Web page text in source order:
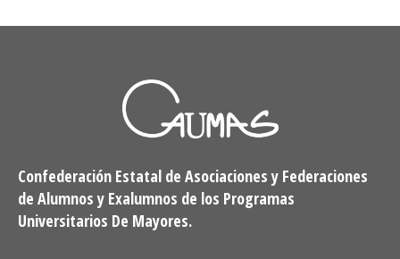
Confederación Estatal de Asociaciones y Federaciones
de Alumnos y Exalumnos de los Programas
Universitarios De Mayores.